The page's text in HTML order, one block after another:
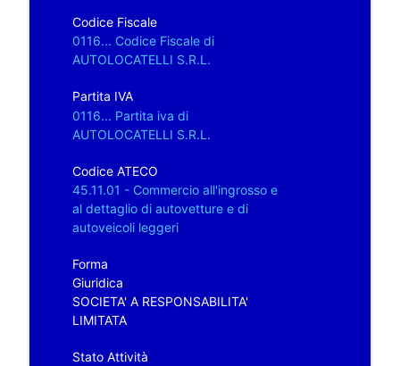
Codice Fiscale
0116... Codice Fiscale di
AUTOLOCATELLI S.R.L.
Partita IVA
0116... Partita iva di
AUTOLOCATELLI S.R.L.
Codice ATECO
45.11.01 - Commercio all'ingrosso e
al dettaglio di autovetture e di
autoveicoli leggeri
Forma
Giuridica
SOCIETA' A RESPONSABILITA'
LIMITATA
Stato Attività